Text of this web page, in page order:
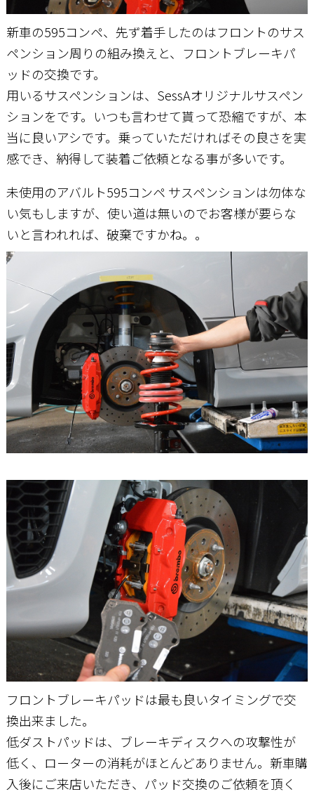
新車の595コンペ、先ず着手したのはフロントのサス
ペンション周りの組み換えと、フロントブレーキパ
ッドの交換です。
用いるサスペンションは、SessAオリジナルサスペン
ションをです。いつも言わせて貰って恐縮ですが、本
当に良いアシです。乗っていただければその良さを実
感でき、納得して装着ご依頼となる事が多いです。
未使用のアバルト595コンペ サスペンションは勿体な
い気もしますが、使い道は無いのでお客様が要らな
いと言われれば、破棄ですかね。。
フロントブレーキパッドは最も良いタイミングで交
換出来ました。
低ダストパッドは、ブレーキディスクへの攻撃性が
低く、ローターの消耗がほとんどありません。新車購
入後にご来店いただき、パッド交換のご依頼を頂く